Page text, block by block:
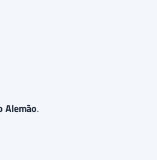
Alemão.